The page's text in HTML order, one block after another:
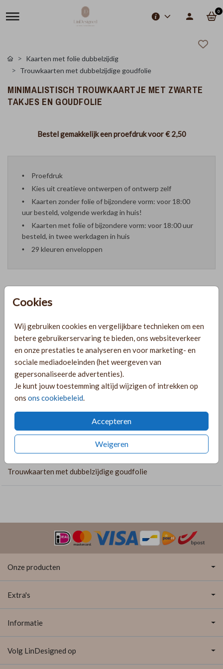
0
Cookies
Wij gebruiken cookies en vergelijkbare technieken om een
betere gebruikerservaring te bieden, ons websiteverkeer
en onze prestaties te analyseren en voor marketing- en
sociale mediadoeleinden (het weergeven van
gepersonaliseerde advertenties).
Je kunt jouw toestemming altijd wijzigen of intrekken op
ons ons cookiebeleid.
Accepteren
Weigeren
Kaarten met folie dubbelzijdig
Trouwkaarten met dubbelzijdige goudfolie
MINIMALISTISCH TROUWKAARTJE MET ZWARTE
TAKJES EN GOUDFOLIE
Bestel gemakkelijk een proefdruk voor€ 2,50
Proefdruk
Kies uit creatieve ontwerpen of ontwerp zelf
Kaarten zonder folie of bijzondere vorm: voor 18:00
uur besteld, volgende werkdag in huis!
Kaarten met folie of bijzondere vorm: voor 18:00 uur
besteld, in twee werkdagen in huis
29 kleuren enveloppen
Formaten en prijzen
PRODUCTINFORMATIE
OMSCHRIJVING
Minimalistisch trouwkaartje met takjes en goudfolie. Het
en de takjes. Pas alles op dit trouwkaartje naar wens aan
zodat het een kaartje wordt dat echt bij jullie past!
COLLECTIE
Trouwkaarten met dubbelzijdige goudfolie
Onze producten
Extra's
Informatie
Volg LinDesigned op